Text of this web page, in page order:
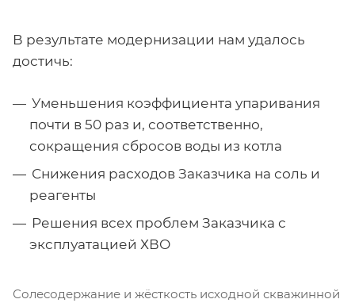
В результате модернизации нам удалось
достичь:
Уменьшения коэффициента упаривания
почти в 50 раз и, соответственно,
сокращения сбросов воды из котла
Снижения расходов Заказчика на соль и
реагенты
Решения всех проблем Заказчика с
эксплуатацией ХВО
Солесодержание и жёсткость исходной скважинной